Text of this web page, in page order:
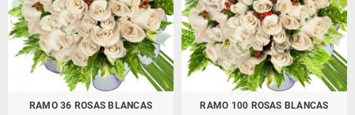
RAMO 36 ROSAS BLANCAS RAMO 100 ROSAS BLANCAS